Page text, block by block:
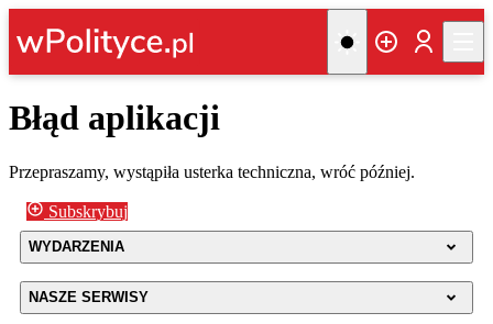
Błąd aplikacji
Przepraszamy, wystąpiła usterka techniczna, wróć później.
Subskrybuj
WYDARZENIA
NASZE SERWISY